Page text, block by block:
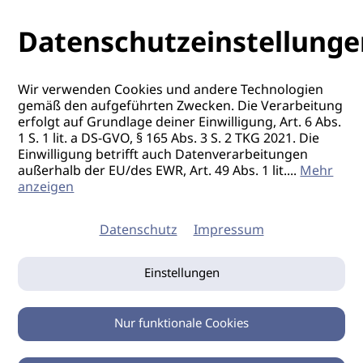
Wir verwenden Cookies und andere Technologien
gemäß den aufgeführten Zwecken. Die Verarbeitung
erfolgt auf Grundlage deiner Einwilligung, Art. 6 Abs.
1 S. 1 lit. a DS-GVO, § 165 Abs. 3 S. 2 TKG 2021. Die
Einwilligung betrifft auch Datenverarbeitungen
außerhalb der EU/des EWR, Art. 49 Abs. 1 lit....Mehr
anzeigen
Datenschutz Impressum
Einstellungen
Nur funktionale Cookies